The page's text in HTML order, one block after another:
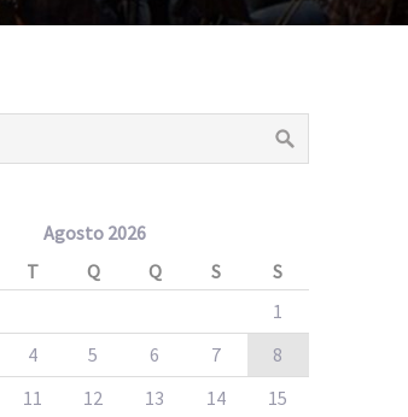
Agosto 2026
T Q Q S
S
1
4 5 6 7
8
11 12 13 14
15